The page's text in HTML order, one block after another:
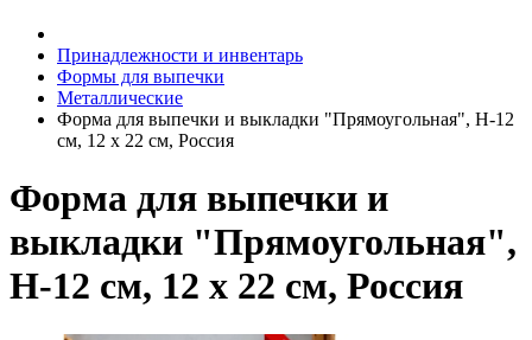
Принадлежности и инвентарь
Формы для выпечки
Металлические
Форма для выпечки и выкладки "Прямоугольная", H-12
см, 12 х 22 см, Россия
Форма для выпечки и
выкладки "Прямоугольная",
H-12 см, 12 х 22 см, Россия